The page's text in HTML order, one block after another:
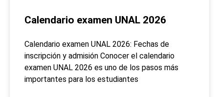
Calendario examen UNAL 2026
Calendario examen UNAL 2026: Fechas de
inscripción y admisión Conocer el calendario
examen UNAL 2026 es uno de los pasos más
importantes para los estudiantes